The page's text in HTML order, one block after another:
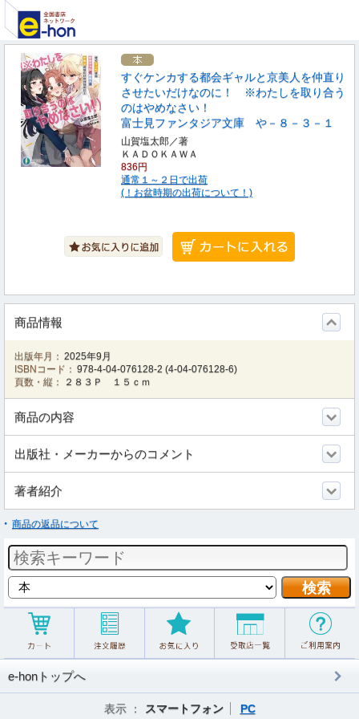
すぐケンカする都会ギャルと京美人を仲直り
させたいだけなのに！ ※わたしを取り合う
のはやめなさい！
富士見ファンタジア文庫 や－８－３－１
山賀塩太郎／著
ＫＡＤＯＫＡＷＡ
836円
通常１～２日で出荷
(！お盆時期の出荷について！)
商品情報
出版年月： 2025年9月
ISBNコード： 978-4-04-076128-2 (4-04-076128-6)
頁数・縦：
２８３Ｐ １５ｃｍ
商品の内容
出版社・メーカーからのコメント
著者紹介
商品の返品について
e-honトップへ
表示 ： スマートフォン PC